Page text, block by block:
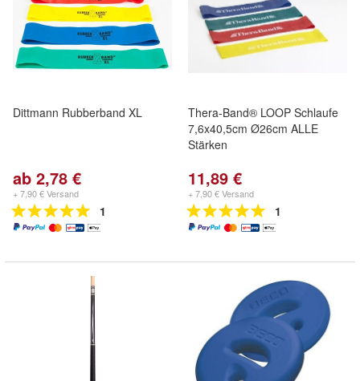
Dittmann Rubberband XL
ab 2,78 €
+ 7,90 € Versand
1
Thera-Band® LOOP Schlaufe
7,6x40,5cm Ø26cm ALLE
Stärken
11,89 €
+ 7,90 € Versand
1